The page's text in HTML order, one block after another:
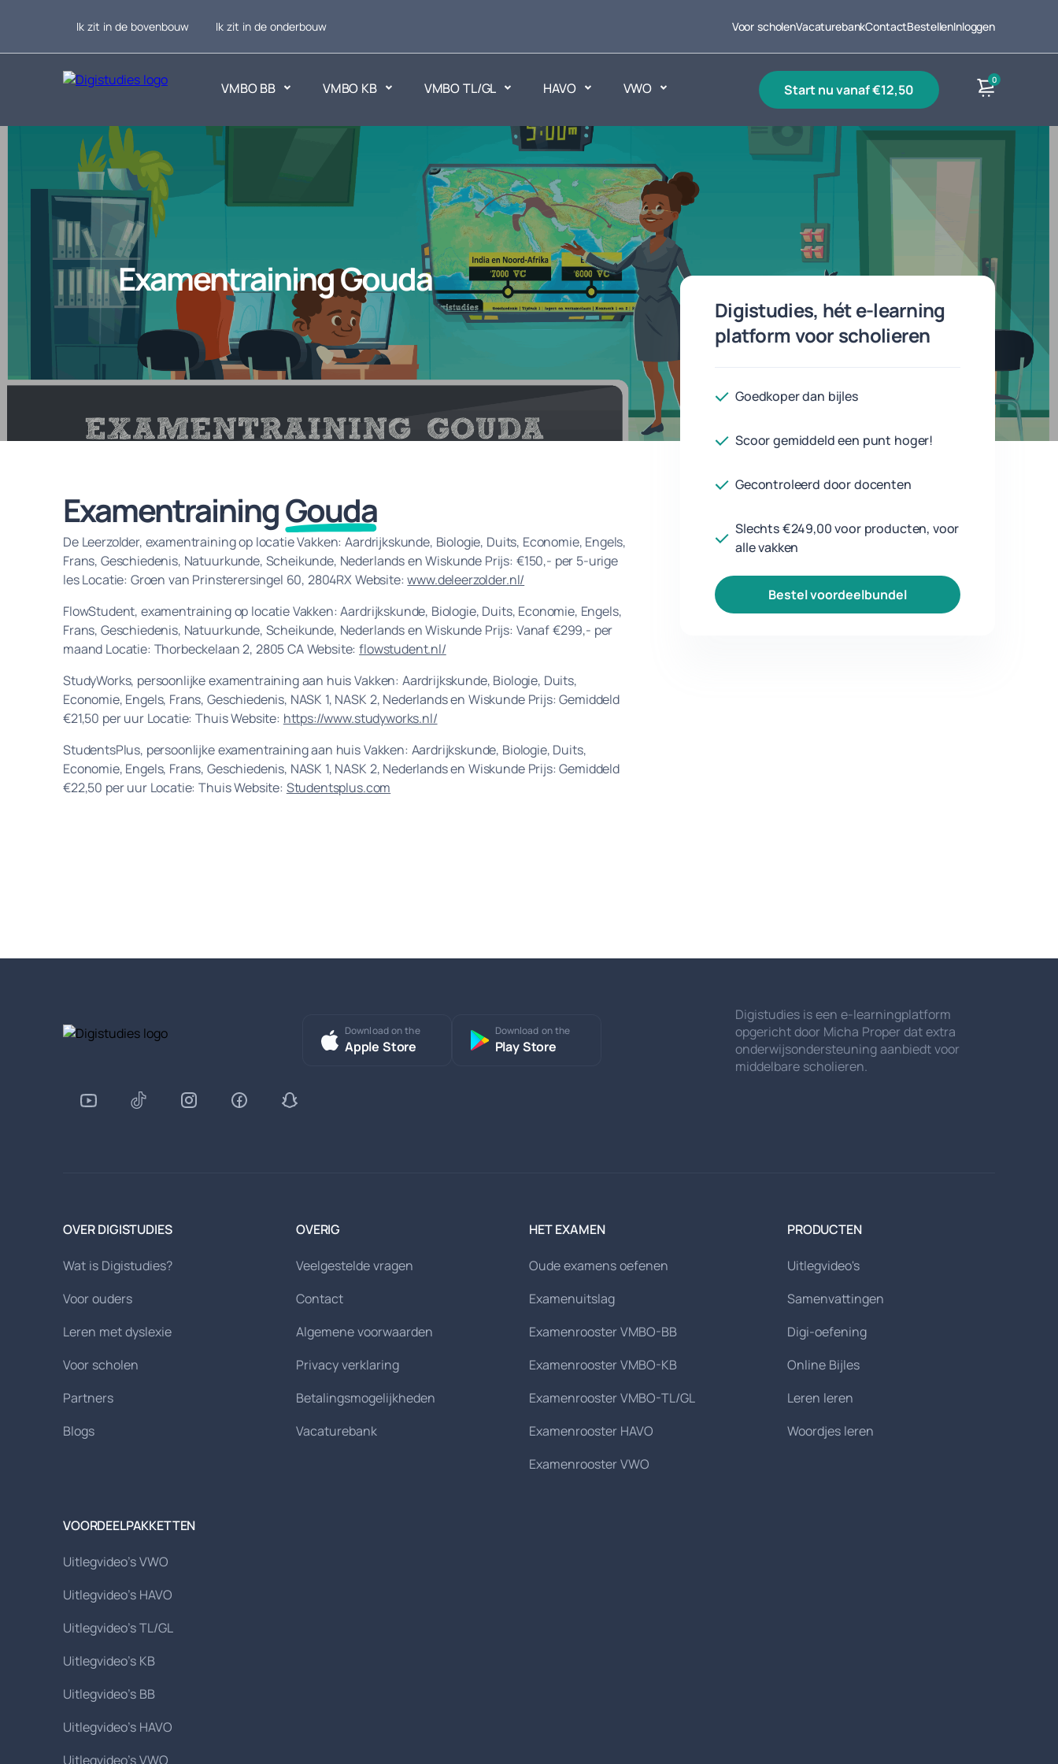
Ik zit in de bovenbouw Ik zit in de onderbouw Voor scholenVacaturebankContactBestellenInloggen
VMBO BB VMBO KB VMBO TL/GL HAVO VWO start nu vanaf €12,50
0
Exacte vakken
Geen vakken.
Taalvakken
Geen vakken. Geen vakken.
Producten
Examentraining Gouda
ExamentrainingGouda
De Leerzolder, examentraining op locatie Vakken: Aardrijkskunde, Biologie, Duits, Economie, Engels,
Frans, Geschiedenis, Natuurkunde, Scheikunde, Nederlands en Wiskunde Prijs: €150,- per 5-urige
les Locatie: Groen van Prinsterersingel 60, 2804RX Website:www.deleerzolder.nl/
FlowStudent, examentraining op locatie Vakken: Aardrijkskunde, Biologie, Duits, Economie, Engels,
Frans, Geschiedenis, Natuurkunde, Scheikunde, Nederlands en Wiskunde Prijs: Vanaf €299,- per
maand Locatie: Thorbeckelaan 2, 2805 CA Website:flowstudent.nl/
StudyWorks, persoonlijke examentraining aan huis Vakken: Aardrijkskunde, Biologie, Duits,
Economie, Engels, Frans, Geschiedenis, NASK 1, NASK 2, Nederlands en Wiskunde Prijs: Gemiddeld
€21,50 per uur Locatie: Thuis Website: https://www.studyworks.nl/
StudentsPlus, persoonlijke examentraining aan huis Vakken: Aardrijkskunde, Biologie, Duits,
Economie, Engels, Frans, Geschiedenis, NASK 1, NASK 2, Nederlands en Wiskunde Prijs: Gemiddeld
€22,50 per uur Locatie: Thuis Website: Studentsplus.com
Digistudies, hét e-learning
platform voor scholieren
Goedkoper dan bijles
Scoor gemiddeld een punt hoger!
Gecontroleerd door docenten
Slechts €249,00 voor producten, voor
alle vakken
bestel voordeelbundel
Download on the
Apple Store
Download on the
Play Store
Digistudies is een e-learningplatform
opgericht door Micha Proper dat extra
onderwijsondersteuning aanbiedt voor
middelbare scholieren.
OVER DIGISTUDIES
Wat is Digistudies?
Voor ouders
Leren met dyslexie
Voor scholen
Partners
Blogs
OVERIG
Veelgestelde vragen
Contact
Algemene voorwaarden
Privacy verklaring
Betalingsmogelijkheden
Vacaturebank
HET EXAMEN
Oude examens oefenen
Examenuitslag
Examenrooster VMBO-BB
Examenrooster VMBO-KB
Examenrooster VMBO-TL/GL
Examenrooster HAVO
Examenrooster VWO
PRODUCTEN
Uitlegvideo's
Samenvattingen
Digi-oefening
Online Bijles
Leren leren
Woordjes leren
VOORDEELPAKKETTEN
Uitlegvideo's VWO
Uitlegvideo's HAVO
Uitlegvideo's TL/GL
Uitlegvideo's KB
Uitlegvideo's BB
Uitlegvideo's HAVO
Uitlegvideo's VWO